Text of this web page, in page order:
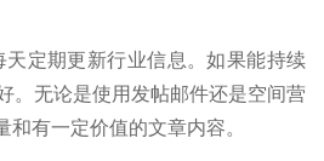
定期更新行业信息。如果能持续
。无论是使用发帖邮件还是空间营
有一定价值的文章内容。